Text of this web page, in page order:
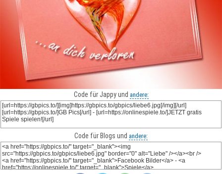
Code für Jappy und andere:
Code für Blogs und andere: